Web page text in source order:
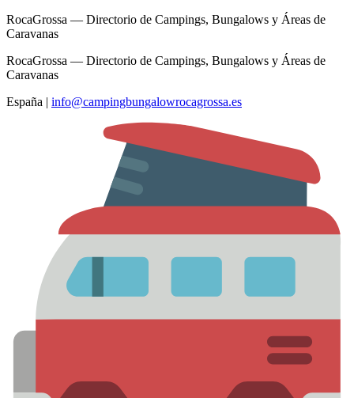
RocaGrossa — Directorio de Campings, Bungalows y Áreas de
Caravanas
RocaGrossa — Directorio de Campings, Bungalows y Áreas de
Caravanas
España | info@campingbungalowrocagrossa.es